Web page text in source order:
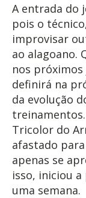
A entrada do
pois o
improvisar
ao alagoano.
nos
definirá na
da evolução
Tricolor do
afastado
apenas se
isso, iniciou
uma semana.